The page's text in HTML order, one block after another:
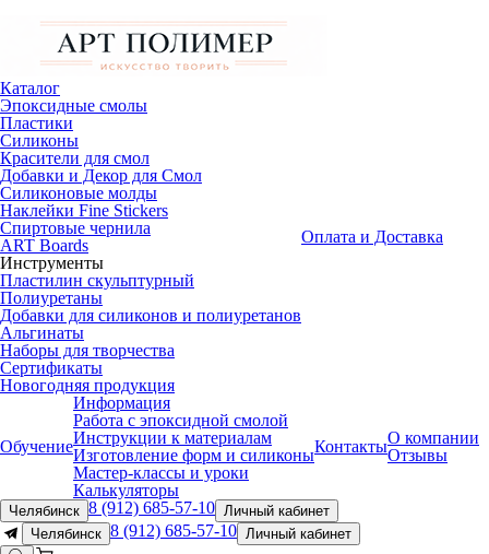
Каталог
Эпоксидные смолы
Пластики
Силиконы
Красители для смол
Добавки и Декор для Смол
Силиконовые молды
Наклейки Fine Stickers
Спиртовые чернила
ART Boards
Инструменты
Пластилин скульптурный
Полиуретаны
Добавки для силиконов и полиуретанов
Альгинаты
Наборы для творчества
Сертификаты
Новогодняя продукция
Оплата и Доставка
Обучение
Информация
Работа с эпоксидной смолой
Инструкции к материалам
Изготовление форм и силиконы
Мастер-классы и уроки
Калькуляторы
КонтактыО компании
Отзывы
Челябинск 8 (912) 685-57-10 Личный кабинет
Челябинск 8 (912) 685-57-10 Личный кабинет